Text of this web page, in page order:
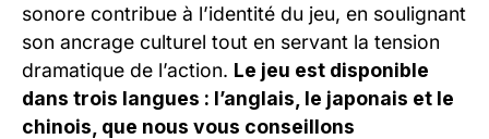
sonore contribue à l’identité du jeu, en soulignant
son ancrage culturel tout en servant la tension
dramatique de l’action. Le jeu est disponible
dans trois langues : l’anglais, le japonais et le
chinois, que nous vous conseillons